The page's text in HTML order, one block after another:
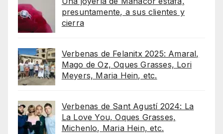
presuntamente, a sus clientes y
cierra
Verbenas de Felanitx 2025: Amaral,
Mago de Oz, Oques Grasses, Lori
Meyers, Maria Hein, etc.
Verbenas de Sant Agustí 2024: La
La Love You, Oques Grasses,
Michenlo, Maria Hein, etc.